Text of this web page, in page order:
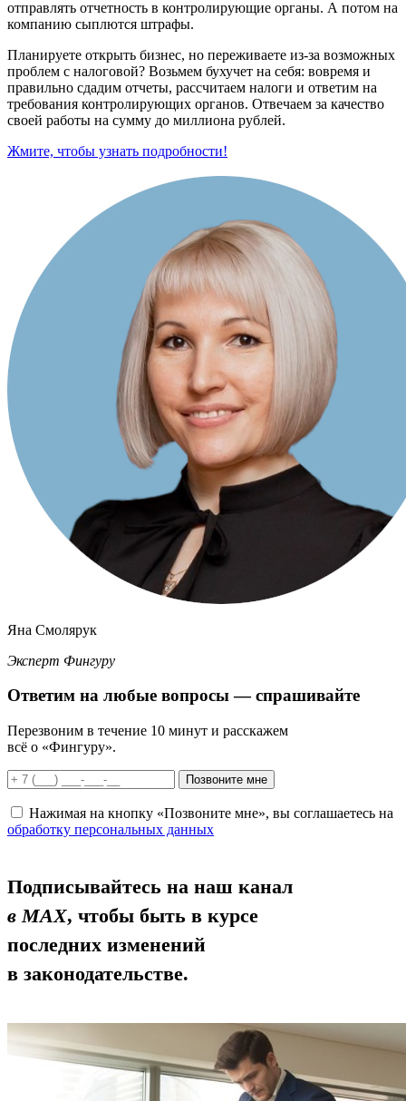
отправлять отчетность в контролирующие органы. А потом на
компанию сыплются штрафы.
Планируете открыть бизнес, но переживаете из-за возможных
проблем с налоговой? Возьмем бухучет на себя: вовремя и
правильно сдадим отчеты, рассчитаем налоги и ответим на
требования контролирующих органов. Отвечаем за качество
своей работы на сумму до миллиона рублей.
Жмите, чтобы узнать подробности!
Яна Смолярук
Эксперт Фингуру
Ответим на любые вопросы— спрашивайте
Перезвоним в течение 10 минут и расскажем
всё о «Фингуру».
Позвоните мне
Нажимая на кнопку «Позвоните мне», вы соглашаетесь на
обработку персональных данных
Подписывайтесь на наш канал
в MAX, чтобы быть в курсе
последних изменений
в законодательстве.